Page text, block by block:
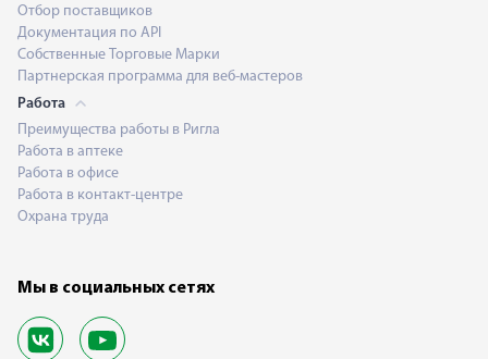
Отбор поставщиков
Документация по API
Собственные Торговые Марки
Партнерская программа для веб-мастеров
Работа
Преимущества работы в Ригла
Работа в аптеке
Работа в офисе
Работа в контакт-центре
Охрана труда
Мы в социальных сетях